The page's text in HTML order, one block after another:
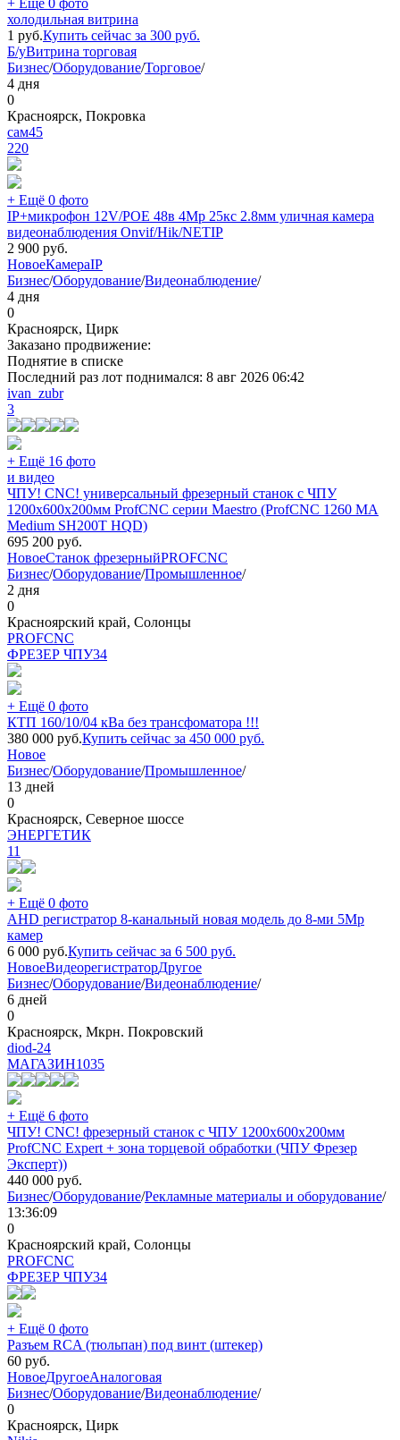
+ Ещё 0 фото
холодильная витрина
1 руб.Купить сейчас за 300 руб.
Б/уВитрина торговая
Бизнес/Оборудование/Торговое/
4 дня
0
Красноярск, Покровка
сам45
220
+ Ещё 0 фото
IP+микрофон 12V/РОЕ 48в 4Mp 25кс 2.8мм уличная камера
видеонаблюдения Onvif/Hik/NETIP
2 900 руб.
НовоеКамераIP
Бизнес/Оборудование/Видеонаблюдение/
4 дня
0
Красноярск, Цирк
Заказано продвижение:
Поднятие в списке
Последний раз лот поднимался: 8 авг 2026 06:42
ivan_zubr
3
+ Ещё 16 фото
и видео
ЧПУ! CNC! универсальный фрезерный станок с ЧПУ
1200х600х200мм ProfCNC серии Maestro (ProfCNC 1260 MA
Medium SH200T HQD)
695 200 руб.
НовоеСтанок фрезерныйPROFCNC
Бизнес/Оборудование/Промышленное/
2 дня
0
Красноярский край, Солонцы
PROFCNC
ФРЕЗЕР ЧПУ34
+ Ещё 0 фото
КТП 160/10/04 кВа без трансфоматора !!!
380 000 руб.Купить сейчас за 450 000 руб.
Новое
Бизнес/Оборудование/Промышленное/
13 дней
0
Красноярск, Северное шоссе
ЭНЕРГЕТИК
11
+ Ещё 0 фото
AHD регистратор 8-канальный новая модель до 8-ми 5Мр
камер
6 000 руб.Купить сейчас за 6 500 руб.
НовоеВидеорегистраторДругое
Бизнес/Оборудование/Видеонаблюдение/
6 дней
0
Красноярск, Мкрн. Покровский
diod-24
МАГАЗИН1035
+ Ещё 6 фото
ЧПУ! CNC! фрезерный станок с ЧПУ 1200х600х200мм
ProfCNC Expert + зона торцевой обработки (ЧПУ Фрезер
Эксперт))
440 000 руб.
Бизнес/Оборудование/Рекламные материалы и оборудование/
13:36:09
0
Красноярский край, Солонцы
PROFCNC
ФРЕЗЕР ЧПУ34
+ Ещё 0 фото
Разъем RCA (тюльпан) под винт (штекер)
60 руб.
НовоеДругоеАналоговая
Бизнес/Оборудование/Видеонаблюдение/
0
Красноярск, Цирк